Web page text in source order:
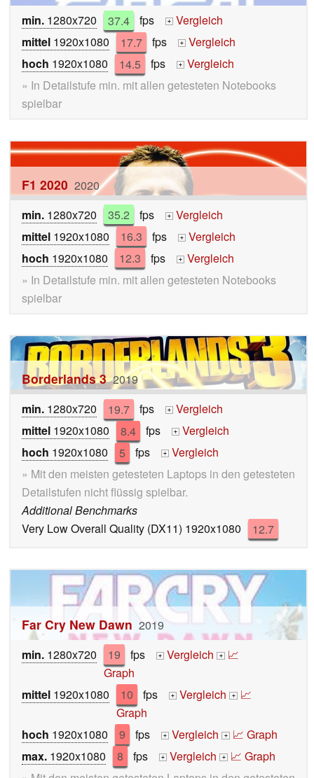
min. 1280x720 37.4 fps +
Vergleich
mittel 1920x1080 17.7 fps +
Vergleich
hoch 1920x1080 14.5 fps +
Vergleich
» In Detailstufe min. mit allen getesteten Notebooks
spielbar
F1 2020 2020
min. 1280x720 35.2 fps +
Vergleich
mittel 1920x1080 16.3 fps +
Vergleich
hoch 1920x1080 12.3 fps +
Vergleich
» In Detailstufe min. mit allen getesteten Notebooks
spielbar
Borderlands 3 2019
min. 1280x720 19.7 fps +
Vergleich
mittel 1920x1080 8.4 fps +
Vergleich
hoch 1920x1080 5 fps +
Vergleich
» Mit den meisten getesteten Laptops in den getesteten
Detailstufen nicht flüssig spielbar.
Additional Benchmarks
Very Low Overall Quality (DX11) 1920x1080
12.7
Far Cry New Dawn 2019
min. 1280x720 19 fps + Vergleich + 📈
Graph
mittel 1920x1080 10 fps + Vergleich + 📈
Graph
hoch 1920x1080 9 fps + Vergleich + 📈 Graph
max. 1920x1080 8 fps + Vergleich + 📈 Graph